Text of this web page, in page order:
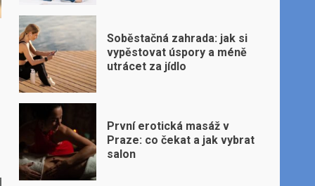
Soběstačná zahrada: jak si
vypěstovat úspory a méně
utrácet za jídlo
První erotická masáž v
Praze: co čekat a jak vybrat
salon